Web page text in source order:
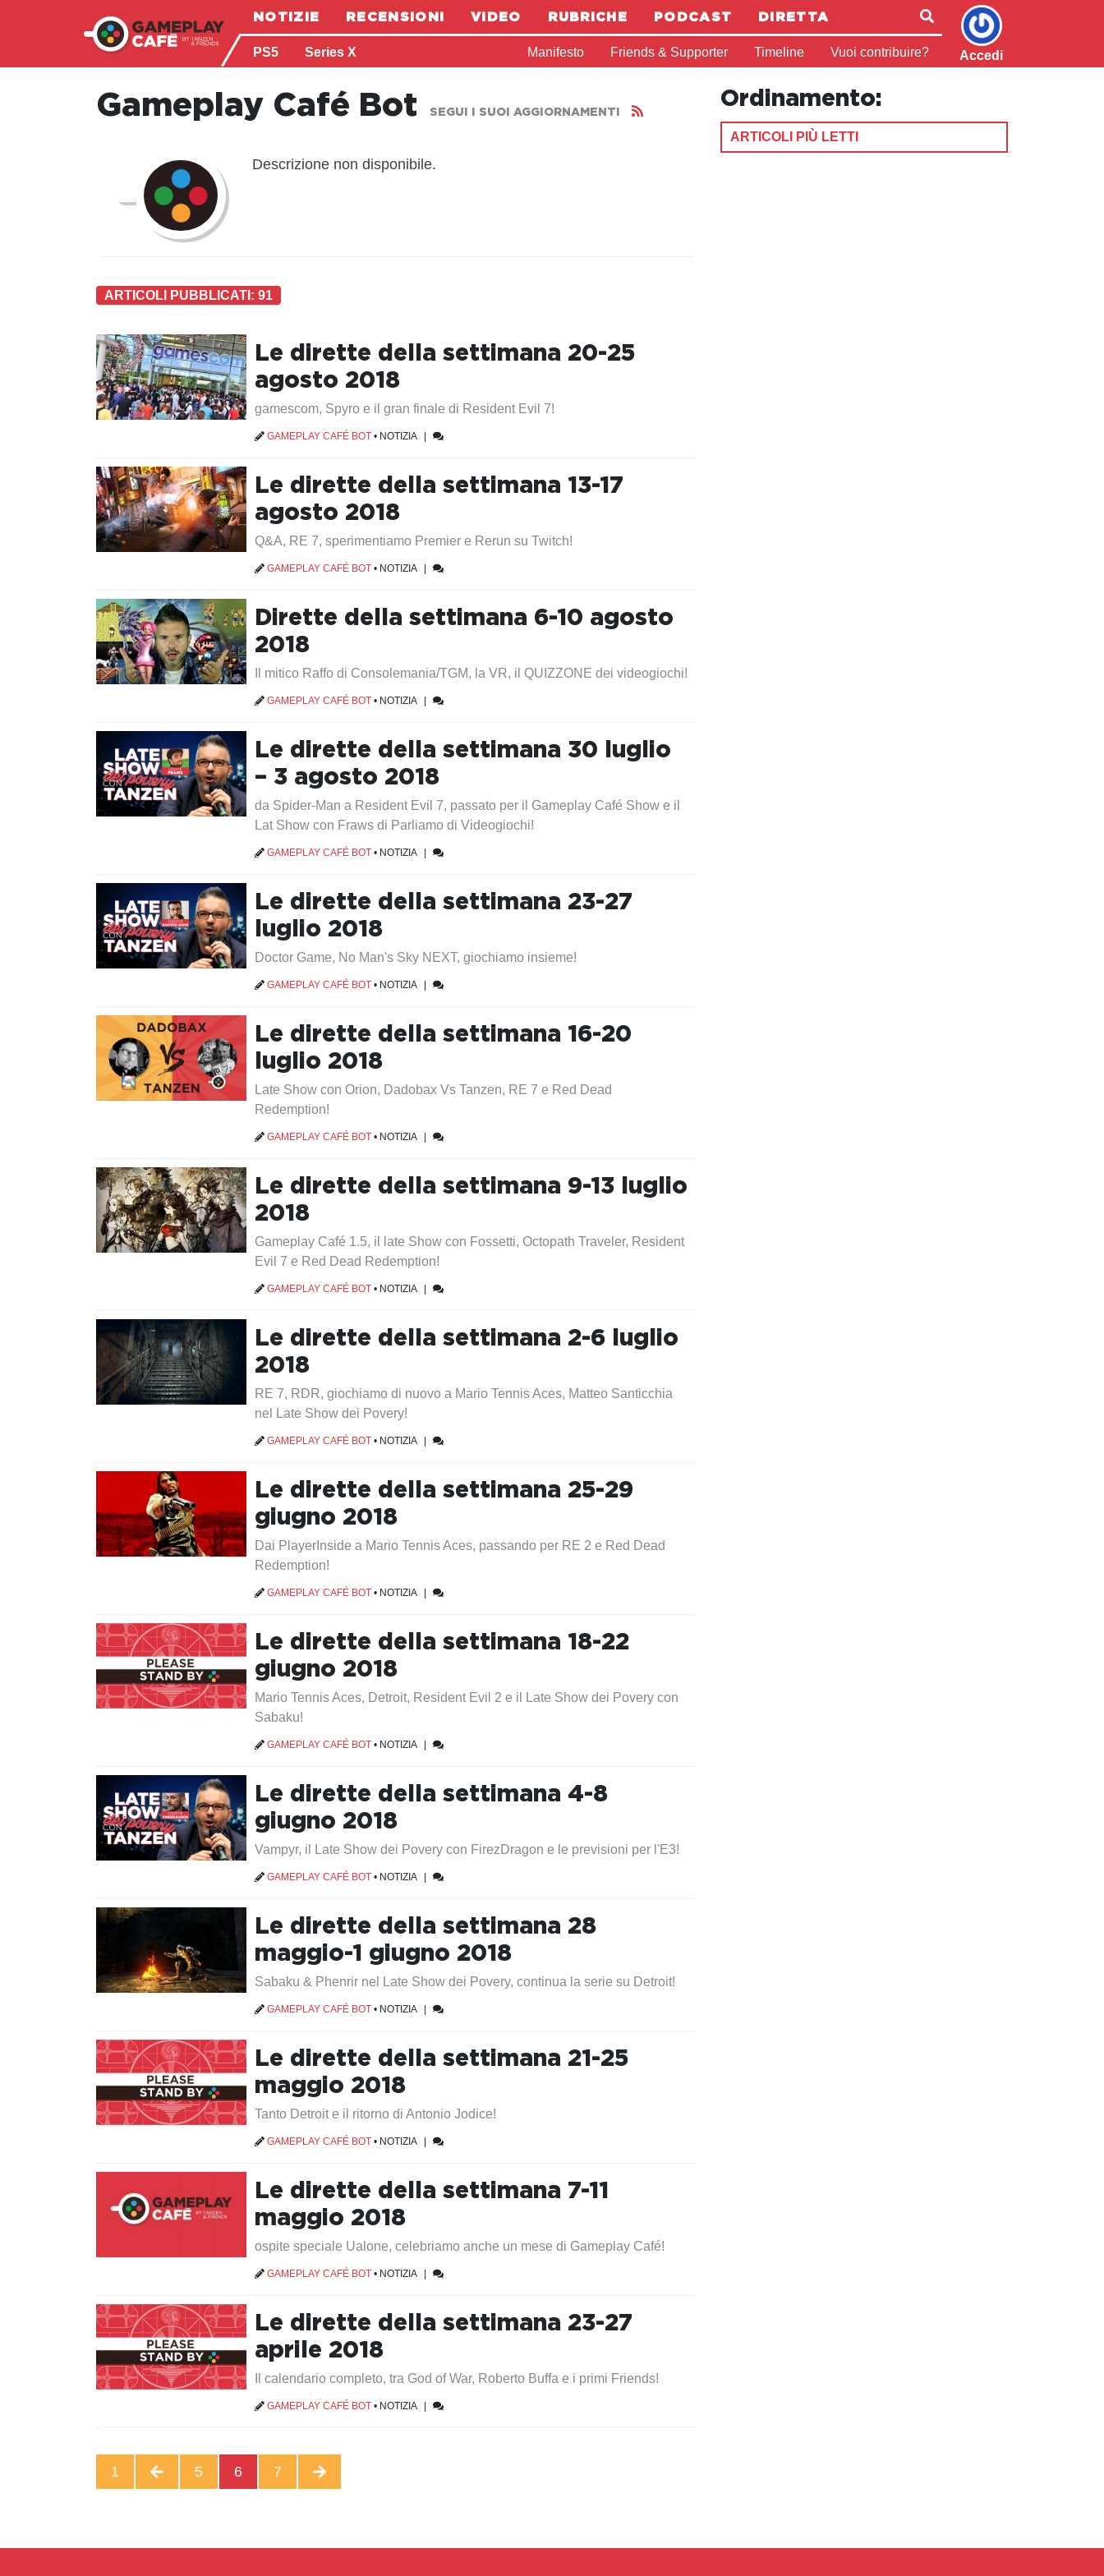
NOTIZIE RECENSIONI VIDEO RUBRICHE PODCAST DIRETTA
PS5 Series X Manifesto Friends & Supporter Timeline Vuoi contribuire? Accedi
Gameplay Café Bot SEGUI I SUOI AGGIORNAMENTI
Descrizione non disponibile.
ARTICOLI PUBBLICATI: 91
Le dirette della settimana 20-25
agosto 2018
gamescom, Spyro e il gran finale di Resident Evil 7!
GAMEPLAY CAFÉ BOT• NOTIZIA|
Le dirette della settimana 13-17
agosto 2018
Q&A, RE 7, sperimentiamo Premier e Rerun su Twitch!
GAMEPLAY CAFÉ BOT• NOTIZIA|
Dirette della settimana 6-10 agosto
2018
Il mitico Raffo di Consolemania/TGM, la VR, il QUIZZONE dei videogiochi!
GAMEPLAY CAFÉ BOT• NOTIZIA|
Le dirette della settimana 30 luglio
– 3 agosto 2018
da Spider-Man a Resident Evil 7, passato per il Gameplay Café Show e il
Lat Show con Fraws di Parliamo di Videogiochi!
GAMEPLAY CAFÉ BOT• NOTIZIA|
Le dirette della settimana 23-27
luglio 2018
Doctor Game, No Man's Sky NEXT, giochiamo insieme!
GAMEPLAY CAFÉ BOT• NOTIZIA|
Le dirette della settimana 16-20
luglio 2018
Late Show con Orion, Dadobax Vs Tanzen, RE 7 e Red Dead
Redemption!
GAMEPLAY CAFÉ BOT• NOTIZIA|
Le dirette della settimana 9-13 luglio
2018
Gameplay Café 1.5, il late Show con Fossetti, Octopath Traveler, Resident
Evil 7 e Red Dead Redemption!
GAMEPLAY CAFÉ BOT• NOTIZIA|
Le dirette della settimana 2-6 luglio
2018
RE 7, RDR, giochiamo di nuovo a Mario Tennis Aces, Matteo Santicchia
nel Late Show dei Povery!
GAMEPLAY CAFÉ BOT• NOTIZIA|
Le dirette della settimana 25-29
giugno 2018
Dai PlayerInside a Mario Tennis Aces, passando per RE 2 e Red Dead
Redemption!
GAMEPLAY CAFÉ BOT• NOTIZIA|
Le dirette della settimana 18-22
giugno 2018
Mario Tennis Aces, Detroit, Resident Evil 2 e il Late Show dei Povery con
Sabaku!
GAMEPLAY CAFÉ BOT• NOTIZIA|
Le dirette della settimana 4-8
giugno 2018
Vampyr, il Late Show dei Povery con FirezDragon e le previsioni per l'E3!
GAMEPLAY CAFÉ BOT• NOTIZIA|
Le dirette della settimana 28
maggio-1 giugno 2018
Sabaku & Phenrir nel Late Show dei Povery, continua la serie su Detroit!
GAMEPLAY CAFÉ BOT• NOTIZIA|
Le dirette della settimana 21-25
maggio 2018
Tanto Detroit e il ritorno di Antonio Jodice!
GAMEPLAY CAFÉ BOT• NOTIZIA|
Le dirette della settimana 7-11
maggio 2018
ospite speciale Ualone, celebriamo anche un mese di Gameplay Café!
GAMEPLAY CAFÉ BOT• NOTIZIA|
Le dirette della settimana 23-27
aprile 2018
Il calendario completo, tra God of War, Roberto Buffa e i primi Friends!
GAMEPLAY CAFÉ BOT• NOTIZIA|
1 5 6 7
Ordinamento:
ARTICOLI PIÙ LETTI